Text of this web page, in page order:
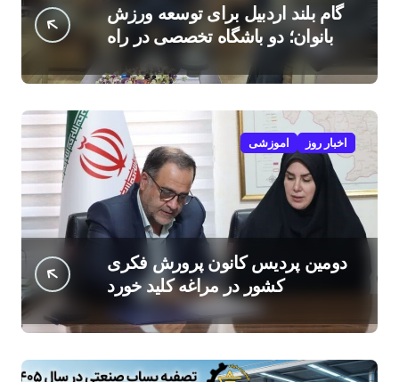
گام بلند اردبیل برای توسعه ورزش
بانوان؛ دو باشگاه تخصصی در راه
است
اخبار روز اموزشی
دومین پردیس کانون پرورش فکری
کشور در مراغه کلید خورد